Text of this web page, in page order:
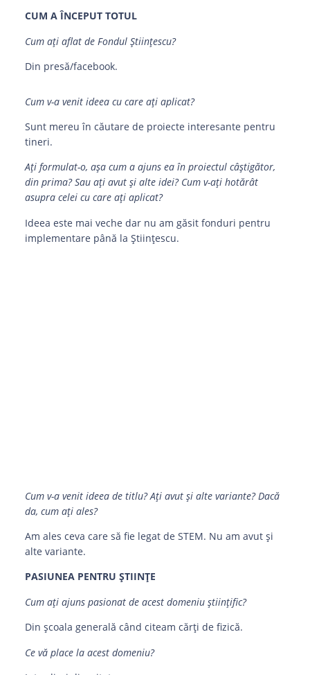
CUM A ÎNCEPUT TOTUL
Cum ați aflat de Fondul Științescu?
Din presă/facebook.
Cum v-a venit ideea cu care ați aplicat?
Sunt mereu în căutare de proiecte interesante pentru
tineri.
Ați formulat-o, așa cum a ajuns ea în proiectul câștigător,
din prima? Sau ați avut și alte idei? Cum v-ați hotărât
asupra celei cu care ați aplicat?
Ideea este mai veche dar nu am găsit fonduri pentru
implementare până la Științescu.
Cum v-a venit ideea de titlu? Ați avut și alte variante? Dacă
da, cum ați ales?
Am ales ceva care să fie legat de STEM. Nu am avut și
alte variante.
PASIUNEA PENTRU ȘTIINȚE
Cum ați ajuns pasionat de acest domeniu științific?
Din școala generală când citeam cărți de fizică.
Ce vă place la acest domeniu?